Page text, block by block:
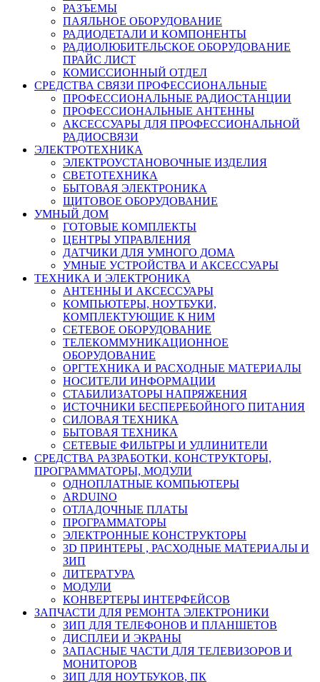
РАЗЪЕМЫ
ПАЯЛЬНОЕ ОБОРУДОВАНИЕ
РАДИОДЕТАЛИ И КОМПОНЕНТЫ
РАДИОЛЮБИТЕЛЬСКОЕ ОБОРУДОВАНИЕ
ПРАЙС ЛИСТ
КОМИССИОННЫЙ ОТДЕЛ
СРЕДСТВА СВЯЗИ ПРОФЕССИОНАЛЬНЫЕ
ПРОФЕССИОНАЛЬНЫЕ РАДИОСТАНЦИИ
ПРОФЕССИОНАЛЬНЫЕ АНТЕННЫ
АКСЕССУАРЫ ДЛЯ ПРОФЕССИОНАЛЬНОЙ
РАДИОСВЯЗИ
ЭЛЕКТРОТЕХНИКА
ЭЛЕКТРОУСТАНОВОЧНЫЕ ИЗДЕЛИЯ
СВЕТОТЕХНИКА
БЫТОВАЯ ЭЛЕКТРОНИКА
ЩИТОВОЕ ОБОРУДОВАНИЕ
УМНЫЙ ДОМ
ГОТОВЫЕ КОМПЛЕКТЫ
ЦЕНТРЫ УПРАВЛЕНИЯ
ДАТЧИКИ ДЛЯ УМНОГО ДОМА
УМНЫЕ УСТРОЙСТВА И АКСЕССУАРЫ
ТЕХНИКА И ЭЛЕКТРОНИКА
АНТЕННЫ И АКСЕССУАРЫ
КОМПЬЮТЕРЫ, НОУТБУКИ,
КОМПЛЕКТУЮЩИЕ К НИМ
СЕТЕВОЕ ОБОРУДОВАНИЕ
ТЕЛЕКОММУНИКАЦИОННОЕ
ОБОРУДОВАНИЕ
ОРГТЕХНИКА И РАСХОДНЫЕ МАТЕРИАЛЫ
НОСИТЕЛИ ИНФОРМАЦИИ
СТАБИЛИЗАТОРЫ НАПРЯЖЕНИЯ
ИСТОЧНИКИ БЕСПЕРЕБОЙНОГО ПИТАНИЯ
СИЛОВАЯ ТЕХНИКА
БЫТОВАЯ ТЕХНИКА
СЕТЕВЫЕ ФИЛЬТРЫ И УДЛИНИТЕЛИ
СРЕДСТВА РАЗРАБОТКИ, КОНСТРУКТОРЫ,
ПРОГРАММАТОРЫ, МОДУЛИ
ОДНОПЛАТНЫЕ КОМПЬЮТЕРЫ
ARDUINO
ОТЛАДОЧНЫЕ ПЛАТЫ
ПРОГРАММАТОРЫ
ЭЛЕКТРОННЫЕ КОНСТРУКТОРЫ
3D ПРИНТЕРЫ , РАСХОДНЫЕ МАТЕРИАЛЫ И
ЗИП
ЛИТЕРАТУРА
МОДУЛИ
КОНВЕРТЕРЫ ИНТЕРФЕЙСОВ
ЗАПЧАСТИ ДЛЯ РЕМОНТА ЭЛЕКТРОНИКИ
ЗИП ДЛЯ ТЕЛЕФОНОВ И ПЛАНШЕТОВ
ДИСПЛЕИ И ЭКРАНЫ
ЗАПАСНЫЕ ЧАСТИ ДЛЯ ТЕЛЕВИЗОРОВ И
МОНИТОРОВ
ЗИП ДЛЯ НОУТБУКОВ, ПК